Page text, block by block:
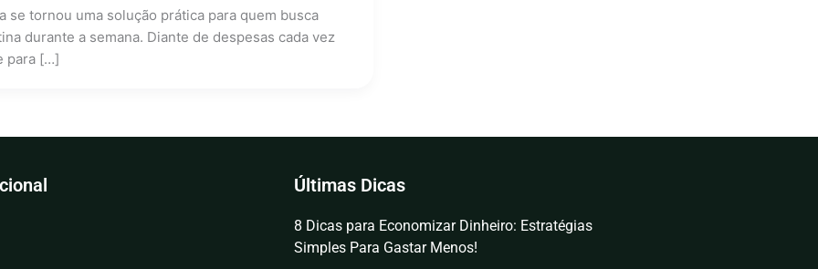
se tornou uma solução prática para quem busca
durante a semana. Diante de despesas cada vez
para […]
Últimas Dicas
8 Dicas para Economizar Dinheiro: Estratégias
Simples Para Gastar Menos!